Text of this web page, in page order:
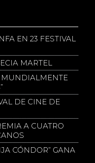
EN 23 FESTIVAL
MARTEL
MUNDIALMENTE
DE CINE DE
A CUATRO
CÓNDOR” GANA